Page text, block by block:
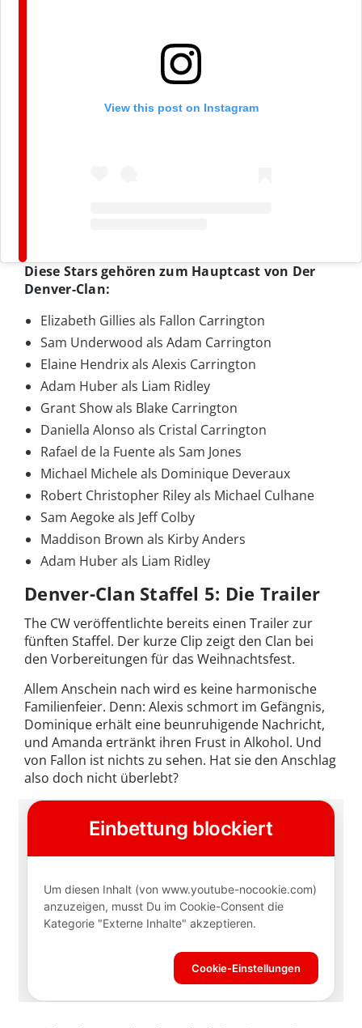
View this post on Instagram
Diese Stars gehören zum Hauptcast von Der
Denver-Clan:
Elizabeth Gillies als Fallon Carrington
Sam Underwood als Adam Carrington
Elaine Hendrix als Alexis Carrington
Adam Huber als Liam Ridley
Grant Show als Blake Carrington
Daniella Alonso als Cristal Carrington
Rafael de la Fuente als Sam Jones
Michael Michele als Dominique Deveraux
Robert Christopher Riley als Michael Culhane
Sam Aegoke als Jeff Colby
Maddison Brown als Kirby Anders
Adam Huber als Liam Ridley
Denver-Clan Staffel 5: Die Trailer
The CW veröffentlichte bereits einen Trailer zur
fünften Staffel. Der kurze Clip zeigt den Clan bei
den Vorbereitungen für das Weihnachtsfest.
Allem Anschein nach wird es keine harmonische
Familienfeier. Denn: Alexis schmort im Gefängnis,
Dominique erhält eine beunruhigende Nachricht,
und Amanda ertränkt ihren Frust in Alkohol. Und
von Fallon ist nichts zu sehen. Hat sie den Anschlag
also doch nicht überlebt?